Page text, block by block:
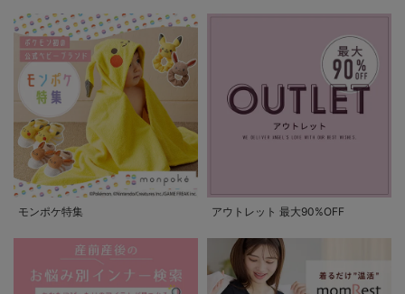
モンポケ特集 アウトレット 最大90%OFF